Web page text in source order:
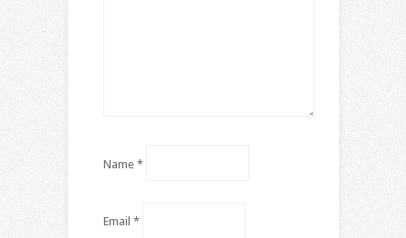
Name *
Email *